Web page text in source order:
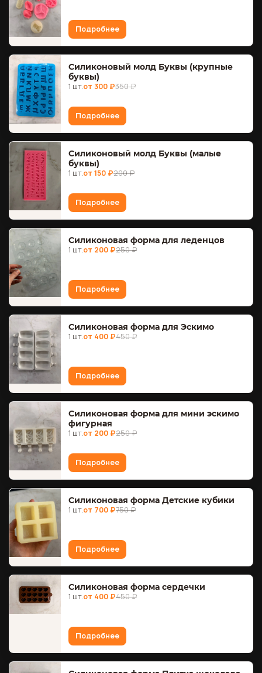
Подробнее
Силиконовый молд Буквы (крупные
буквы)
1 шт.от 300 ₽350 ₽
Подробнее
Силиконовый молд Буквы (малые
буквы)
1 шт.от 150 ₽200 ₽
Подробнее
Силиконовая форма для леденцов
1 шт.от 200 ₽250 ₽
Подробнее
Силиконовая форма для Эскимо
1 шт.от 400 ₽450 ₽
Подробнее
Силиконовая форма для мини эскимо
фигурная
1 шт.от 200 ₽250 ₽
Подробнее
Силиконовая форма Детские кубики
1 шт.от 700 ₽750 ₽
Подробнее
Силиконовая форма сердечки
1 шт.от 400 ₽450 ₽
Подробнее